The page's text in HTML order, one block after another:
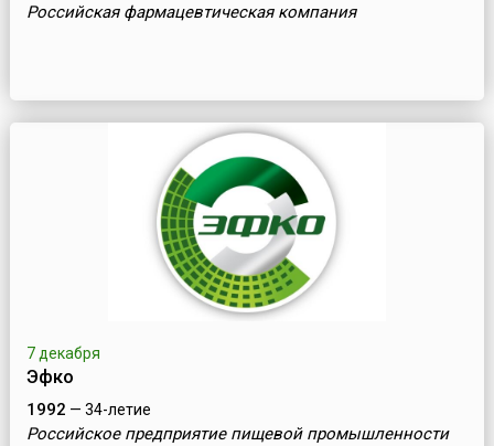
Российская фармацевтическая компания
7 декабря
Эфко
1992 — 34-летие
Российское предприятие пищевой промышленности